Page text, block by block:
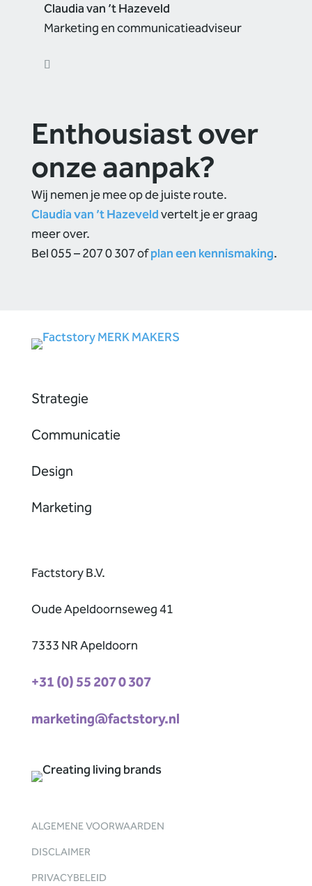
Claudia van ’t Hazeveld
Marketing en communicatieadviseur
Enthousiast over
onze aanpak?
Wij nemen je mee op de juiste route.
Claudia van ’t Hazeveldvertelt je er graag
meer over.
Bel 055 – 207 0 307 ofplan een kennismaking.
Strategie
Communicatie
Design
Marketing
Factstory B.V.
Oude Apeldoornseweg 41
7333 NR Apeldoorn
+31 (0) 55 207 0 307
marketing@factstory.nl
ALGEMENE VOORWAARDEN
DISCLAIMER
PRIVACYBELEID